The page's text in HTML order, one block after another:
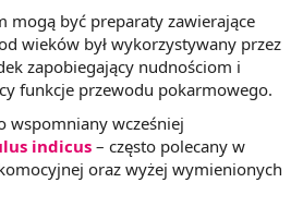
mogą być preparaty zawierające
wieków był wykorzystywany przez
zapobiegający nudnościom i
funkcje przewodu pokarmowego.
wspomniany wcześniej
indicus – często polecany w
oraz wyżej wymienionych